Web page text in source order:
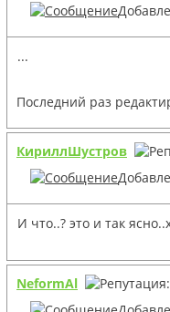
...
Последний раз
КириллШустров
И что..? это и так
NeformAl